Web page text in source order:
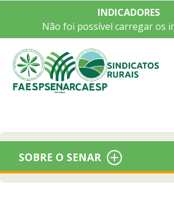
INDICADORES
Não foi possível carregar os
SOBRE O SENAR